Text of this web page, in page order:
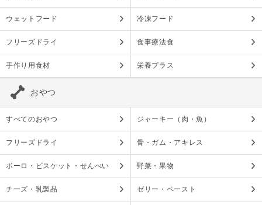
ウェットフード 冷凍フード
フリーズドライ 食事療法食
手作り用食材 栄養プラス
おやつ
すべてのおやつ ジャーキー（肉・魚）
フリーズドライ 骨・ガム・アキレス
ボーロ・ビスケット・せんべい 野菜・果物
チーズ・乳製品 ゼリー・ペースト